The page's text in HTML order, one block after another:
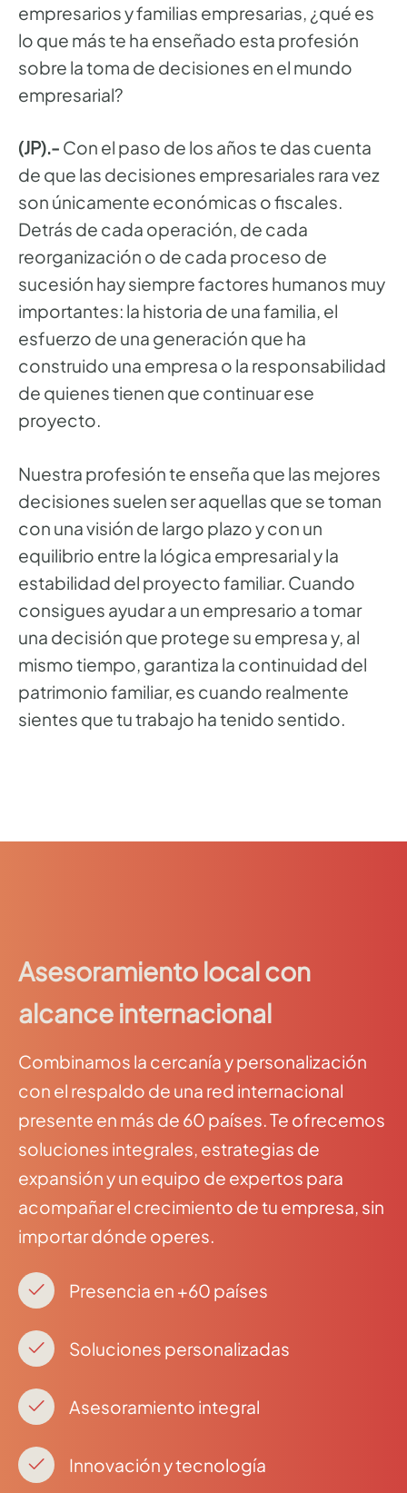
empresarios y familias empresarias, ¿qué es
lo que más te ha enseñado esta profesión
sobre la toma de decisiones en el mundo
empresarial?
(JP).- Con el paso de los años te das cuenta
de que las decisiones empresariales rara vez
son únicamente económicas o fiscales.
Detrás de cada operación, de cada
reorganización o de cada proceso de
sucesión hay siempre factores humanos muy
importantes: la historia de una familia, el
esfuerzo de una generación que ha
construido una empresa o la responsabilidad
de quienes tienen que continuar ese
proyecto.
Nuestra profesión te enseña que las mejores
decisiones suelen ser aquellas que se toman
con una visión de largo plazo y con un
equilibrio entre la lógica empresarial y la
estabilidad del proyecto familiar. Cuando
consigues ayudar a un empresario a tomar
una decisión que protege su empresa y, al
mismo tiempo, garantiza la continuidad del
patrimonio familiar, es cuando realmente
sientes que tu trabajo ha tenido sentido.
Asesoramiento local con
alcance internacional
Combinamos la cercanía y personalización
con el respaldo de una red internacional
presente en más de 60 países. Te ofrecemos
soluciones integrales, estrategias de
expansión y un equipo de expertos para
acompañar el crecimiento de tu empresa, sin
importar dónde operes.
Presencia en +60 países
Soluciones personalizadas
Asesoramiento integral
Innovación y tecnología
08036 , Barcelona
+34934677414
Ver en Google Maps
Príncipe de Vergara, 108 , 5ª planta
28002 , Madrid
+34 915759925